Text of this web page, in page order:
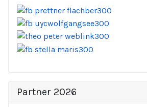
Partner 2026